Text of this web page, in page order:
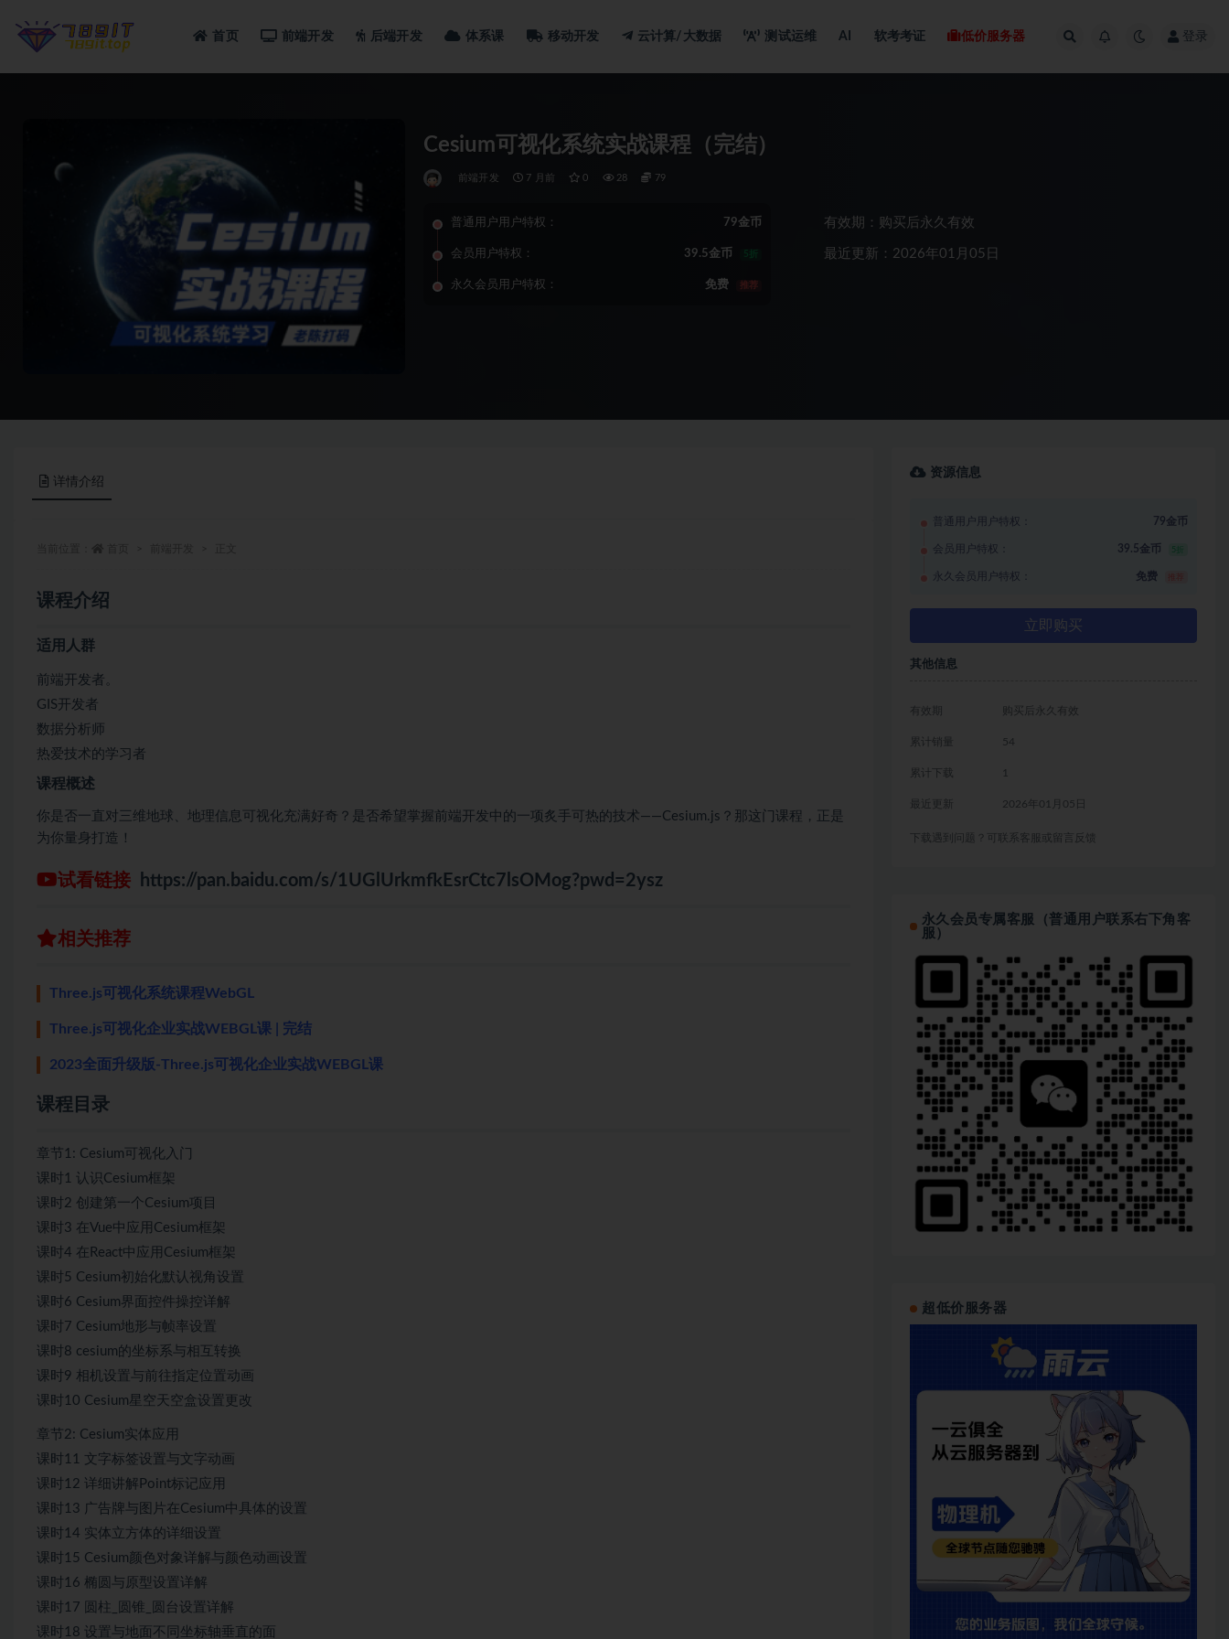
首页 前端开发 后端开发 体系课 移动开发 云计算/大数据 测试运维 AI 软考考证 低价服务器 登录
Cesium可视化系统实战课程（完结）
前端开发 7 月前 0 28 79
普通用户用户特权： 79金币
会员用户特权： 39.5金币 5折
永久会员用户特权： 免费 推荐
有效期：购买后永久有效
最近更新：2026年01月05日
详情介绍
课程介绍
适用人群
前端开发者。
GIS开发者
数据分析师
热爱技术的学习者
课程概述
你是否一直对三维地球、地理信息可视化充满好奇？是否希望掌握前端开发中的一项炙手可热的技术——Cesium.js？那这门课程，正是
为你量身打造！
试看链接 https://pan.baidu.com/s/1UGlUrkmfkEsrCtc7lsOMog?pwd=2ysz
相关推荐
Three.js可视化系统课程WebGL
Three.js可视化企业实战WEBGL课 | 完结
2023全面升级版-Three.js可视化企业实战WEBGL课
课程目录
章节1: Cesium可视化入门
课时1 认识Cesium框架
课时2 创建第一个Cesium项目
课时3 在Vue中应用Cesium框架
课时4 在React中应用Cesium框架
课时5 Cesium初始化默认视角设置
课时6 Cesium界面控件操控详解
课时7 Cesium地形与帧率设置
课时8 cesium的坐标系与相互转换
课时9 相机设置与前往指定位置动画
课时10 Cesium星空天空盒设置更改
章节2: Cesium实体应用
课时11 文字标签设置与文字动画
课时12 详细讲解Point标记应用
课时13 广告牌与图片在Cesium中具体的设置
课时14 实体立方体的详细设置
课时15 Cesium颜色对象详解与颜色动画设置
课时16 椭圆与原型设置详解
课时17 圆柱_圆锥_圆台设置详解
课时18 设置与地面不同坐标轴垂直的面
资源信息
普通用户用户特权： 79金币
会员用户特权： 39.5金币 5折
永久会员用户特权： 免费
立即购买
其他信息
有效期 购买后永久有效
累计销量 54
累计下载 1
最近更新 2026年01月05日
下载遇到问题？可联系客服或留言反馈
永久会员专属客服（普通用户联系右下角客
服）
超低价服务器